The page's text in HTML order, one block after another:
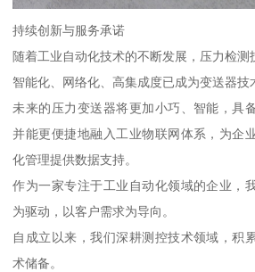
持续创新与服务承诺
随着工业自动化技术的不断发展，压力检测
智能化、网络化、高集成度已成为变送器技
未来的压力变送器将更加小巧、智能，具
并能更便捷地融入工业物联网体系，为企
化管理提供数据支持。
作为一家专注于工业自动化领域的企业，
为驱动，以客户需求为导向。
自成立以来，我们深耕测控技术领域，积
术储备。